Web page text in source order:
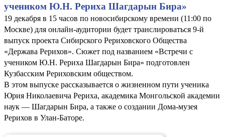
учеником Ю.Н. Рериха Шагдарын Бира»
19 декабря в 15 часов по новосибирскому времени (11:00 по
Москве) для онлайн-аудитории будет транслироваться 9-й
выпуск проекта Сибирского Рериховского Общества
«Держава Рерихов». Сюжет под названием «Встречи с
учеником Ю.Н. Рериха Шагдарын Бира» подготовлен
Кузбасским Рериховским обществом.
В этом выпуске рассказывается о жизненном пути ученика
Юрия Николаевича Рериха, академика Монгольской академии
наук — Шагдарын Бира, а также о создании Дома-музея
Рерихов в Улан-Баторе.